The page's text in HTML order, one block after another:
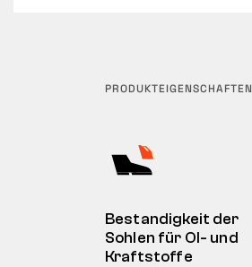
PRODUKTEIGENSCHAFTEN
Bestandigkeit der
Sohlen für Ol- und
Kraftstoffe